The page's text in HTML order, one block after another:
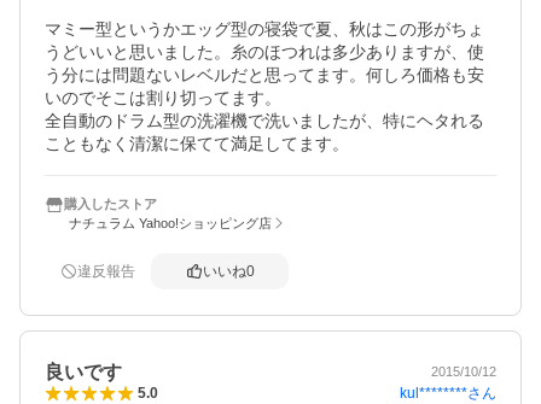
マミー型というかエッグ型の寝袋で夏、秋はこの形がちょ
うどいいと思いました。糸のほつれは多少ありますが、使
う分には問題ないレベルだと思ってます。何しろ価格も安
いのでそこは割り切ってます。
全自動のドラム型の洗濯機で洗いましたが、特にヘタれる
こともなく清潔に保てて満足してます。
購入したストア
ナチュラム Yahoo!ショッピング店
違反報告 いいね0
良いです 2015/10/12
5.0 kul********さん